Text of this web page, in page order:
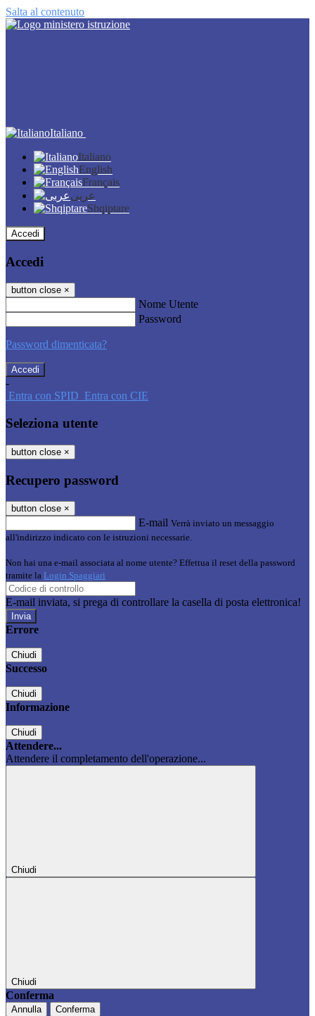
Salta al contenuto
Italiano
Italiano
English
Français
عربى
Shqiptare
Accedi
Accedi
button close ×
Nome Utente
Password
Password dimenticata?
-
Entra con SPID Entra con CIE
Seleziona utente
button close ×
Recupero password
button close ×
E-mail Verrà inviato un messaggio
all'indirizzo indicato con le istruzioni necessarie.
Non hai una e-mail associata al nome utente? Effettua il reset della password
tramite la Login Spaggiari
E-mail inviata, si prega di controllare la casella di posta elettronica!
Errore
Chiudi
Successo
Chiudi
Informazione
Chiudi
Attendere...
Attendere il completamento dell'operazione...
Chiudi
Chiudi
Conferma
Annulla Conferma